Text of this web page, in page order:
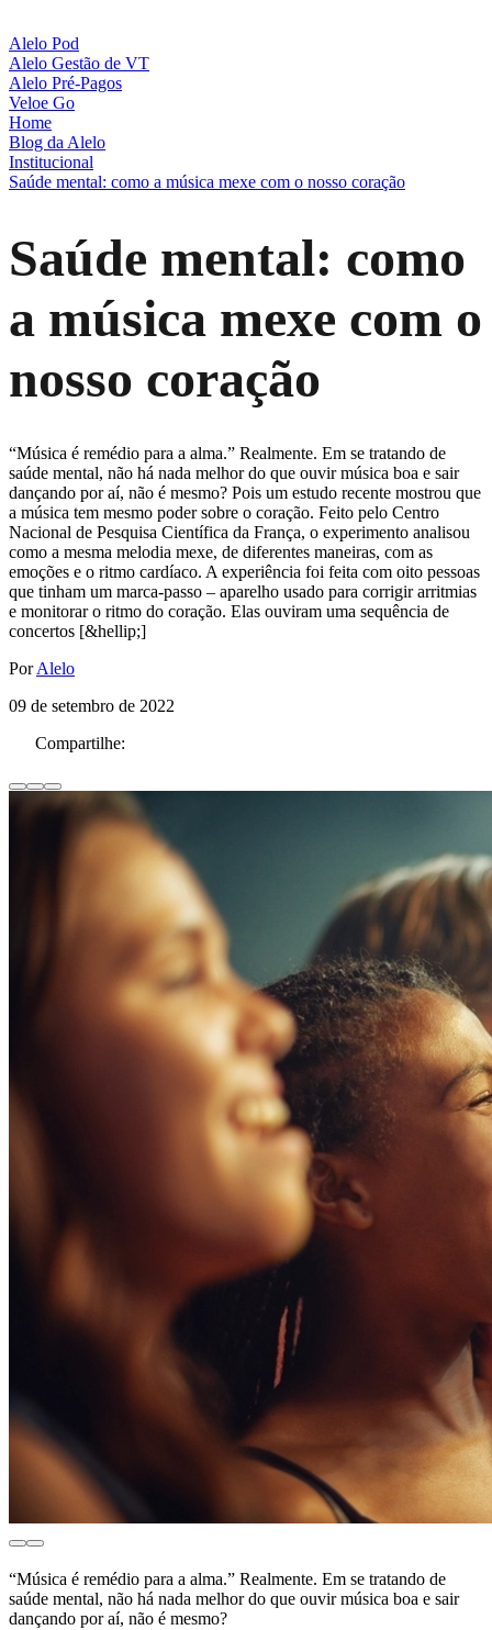
Alelo Pod
Alelo Gestão de VT
Alelo Pré-Pagos
Veloe Go
Home
Blog da Alelo
Institucional
Saúde mental: como a música mexe com o nosso coração
Saúde mental: como
a música mexe com o
nosso coração
“Música é remédio para a alma.” Realmente. Em se tratando de
saúde mental, não há nada melhor do que ouvir música boa e sair
dançando por aí, não é mesmo? Pois um estudo recente mostrou que
a música tem mesmo poder sobre o coração. Feito pelo Centro
Nacional de Pesquisa Científica da França, o experimento analisou
como a mesma melodia mexe, de diferentes maneiras, com as
emoções e o ritmo cardíaco. A experiência foi feita com oito pessoas
que tinham um marca-passo ‒ aparelho usado para corrigir arritmias
e monitorar o ritmo do coração. Elas ouviram uma sequência de
concertos [&hellip;]
PorAlelo
09 de setembro de 2022
Compartilhe:
“Música é remédio para a alma.” Realmente. Em se tratando de
saúde mental, não há nada melhor do que ouvir música boa e sair
dançando por aí, não é mesmo?